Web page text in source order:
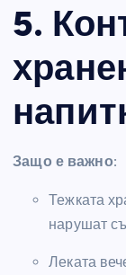
5.
Защо е важно:
Тежката
нарушат
Леката